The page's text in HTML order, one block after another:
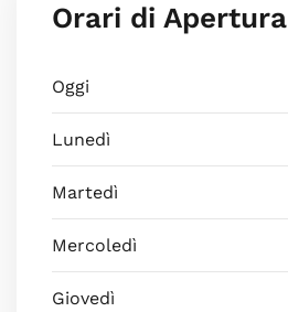
Orari di Apertura
Oggi
Lunedì
Martedì
Mercoledì
Giovedì